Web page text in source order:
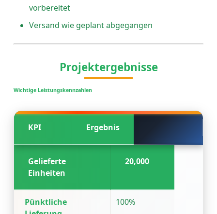
vorbereitet
Versand wie geplant abgegangen
Projektergebnisse
Wichtige Leistungskennzahlen
KPI Ergebnis
Gelieferte
Einheiten
20,000
Pünktliche
100%